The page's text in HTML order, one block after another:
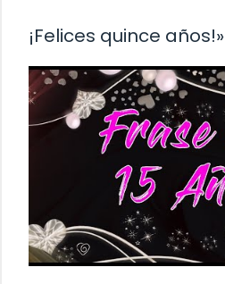
¡Felices quince años!»